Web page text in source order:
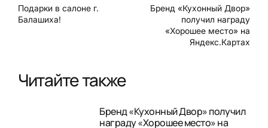
Подарки в салоне г.
Балашиха!
Бренд «Кухонный Двор»
получил награду
«Хорошее место» на
Яндекс.Картах
Читайте также
Бренд «Кухонный Двор» получил
награду «Хорошее место» на